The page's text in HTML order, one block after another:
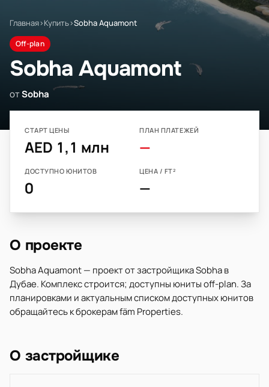
Главная›Купить›Sobha Aquamont
Off-plan
Sobha Aquamont
отSobha
СТАРТ ЦЕНЫ
AED 1,1 млн
ПЛАН ПЛАТЕЖЕЙ
—
ДОСТУПНО ЮНИТОВ
0
ЦЕНА / FT²
—
О проекте
Sobha Aquamont — проект от застройщика Sobha в
Дубае. Комплекс строится; доступны юниты off-plan. За
планировками и актуальным списком доступных юнитов
обращайтесь к брокерам fäm Properties.
О застройщике